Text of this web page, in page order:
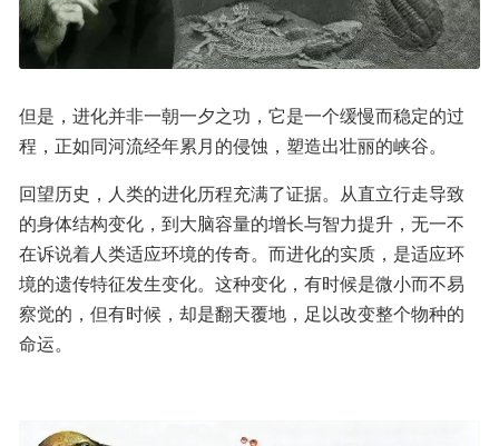
但是，进化并非一朝一夕之功，它是一个缓慢而稳定的过
程，正如同河流经年累月的侵蚀，塑造出壮丽的峡谷。
回望历史，人类的进化历程充满了证据。从直立行走导致
的身体结构变化，到大脑容量的增长与智力提升，无一不
在诉说着人类适应环境的传奇。而进化的实质，是适应环
境的遗传特征发生变化。这种变化，有时候是微小而不易
察觉的，但有时候，却是翻天覆地，足以改变整个物种的
命运。